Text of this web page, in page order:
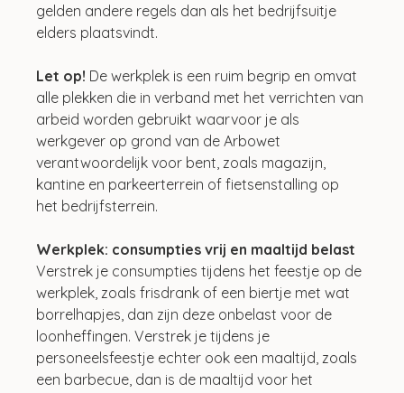
gelden andere regels dan als het bedrijfsuitje
elders plaatsvindt.
Let op! De werkplek is een ruim begrip en omvat
alle plekken die in verband met het verrichten van
arbeid worden gebruikt waarvoor je als
werkgever op grond van de Arbowet
verantwoordelijk voor bent, zoals magazijn,
kantine en parkeerterrein of fietsenstalling op
het bedrijfsterrein.
Werkplek: consumpties vrij en maaltijd belast
Verstrek je consumpties tijdens het feestje op de
werkplek, zoals frisdrank of een biertje met wat
borrelhapjes, dan zijn deze onbelast voor de
loonheffingen. Verstrek je tijdens je
personeelsfeestje echter ook een maaltijd, zoals
een barbecue, dan is de maaltijd voor het